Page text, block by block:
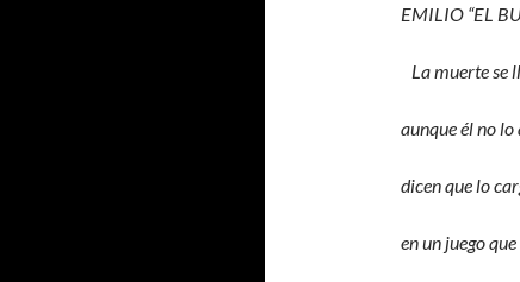
EMILIO “EL
La muerte se
aunque él no lo
dicen que lo
en un juego